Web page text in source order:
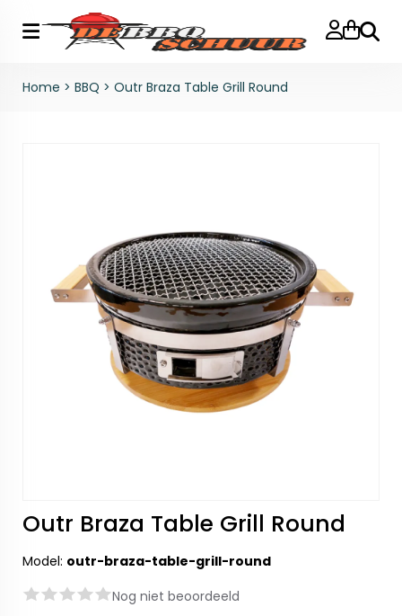
Home > BBQ > Outr Braza Table Grill Round
Outr Braza Table Grill Round
Model: outr-braza-table-grill-round
Nog niet beoordeeld